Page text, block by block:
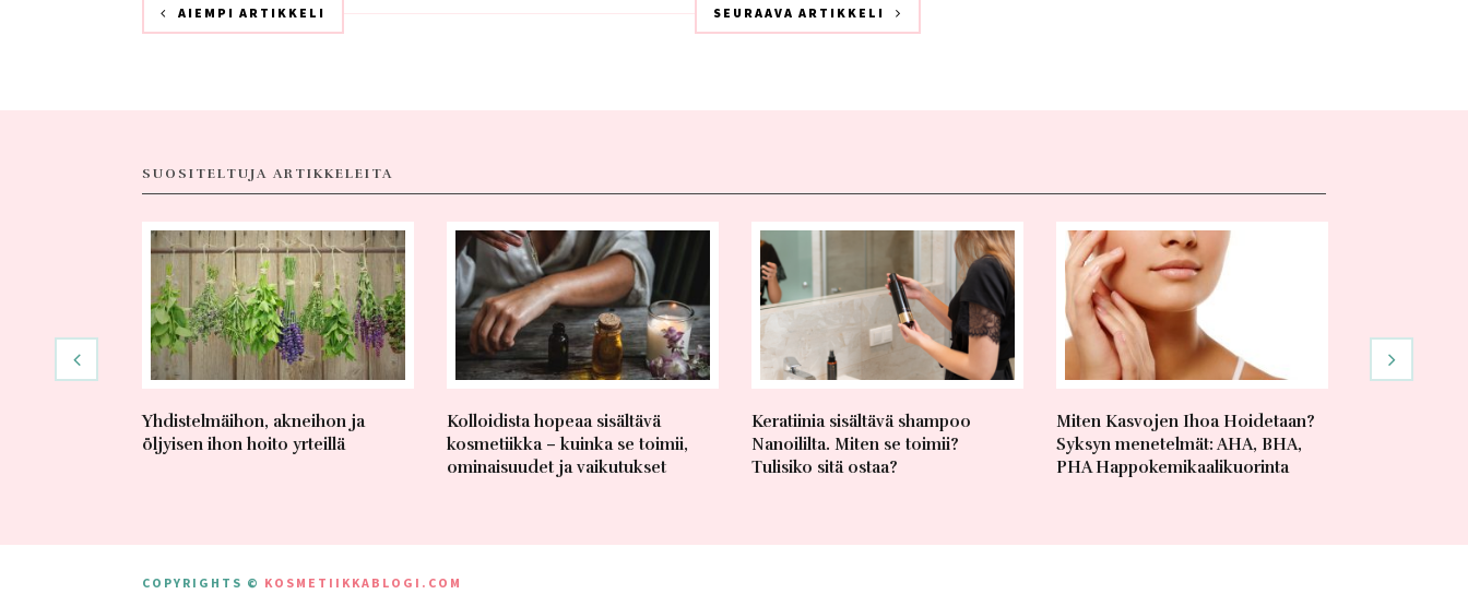
AIEMPI ARTIKKELI SEURAAVA ARTIKKELI
SUOSITELTUJA ARTIKKELEITA
Yhdistelmäihon, akneihon ja
öljyisen ihon hoito yrteillä
Kolloidista hopeaa sisältävä
kosmetiikka – kuinka se toimii,
ominaisuudet ja vaikutukset
Keratiinia sisältävä shampoo
Nanoililta. Miten se toimii?
Tulisiko sitä ostaa?
Miten Kasvojen Ihoa Hoidetaan?
Syksyn menetelmät: AHA, BHA,
PHA Happokemikaalikuorinta
COPYRIGHTS © KOSMETIIKKABLOGI.COM